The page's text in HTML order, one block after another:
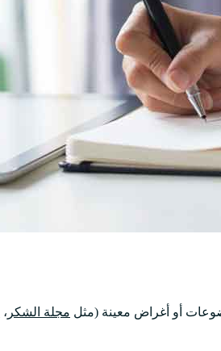
أو أغراض معينة (مثل مجلة الشكر ،